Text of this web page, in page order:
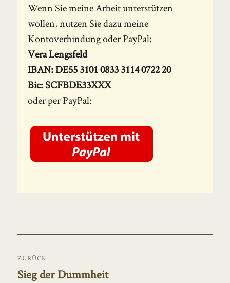
Wenn Sie meine Arbeit unterstützen
wollen, nutzen Sie dazu meine
Kontoverbindung oder PayPal:
Vera Lengsfeld
IBAN: DE55 3101 0833 3114 0722 20
Bic: SCFBDE33XXX
oder per PayPal:
ZURÜCK
Vorheriger
Sieg der Dummheit